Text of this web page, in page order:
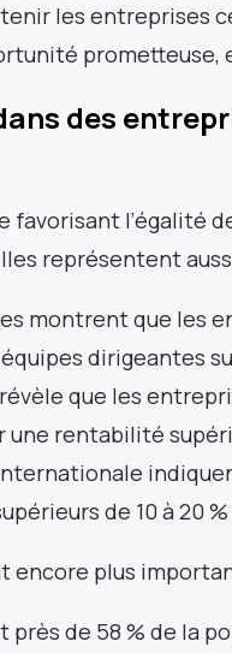
les entreprises
prometteuse,
des
favorisant l’égalité
représentent
montrent que les
dirigeantes
que les
une rentabilité
de 10 à 20
encore plus
près de 58 % de la